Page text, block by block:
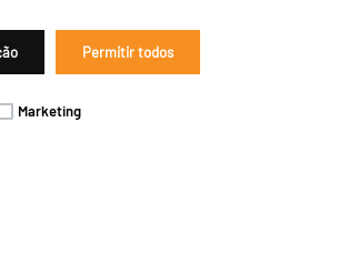
Permitir todos
Marketing